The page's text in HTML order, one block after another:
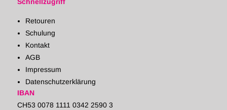
Schnellzugriff
Retouren
Schulung
Kontakt
AGB
Impressum
Datenschutzerklärung
IBAN
CH53 0078 1111 0342 2590 3